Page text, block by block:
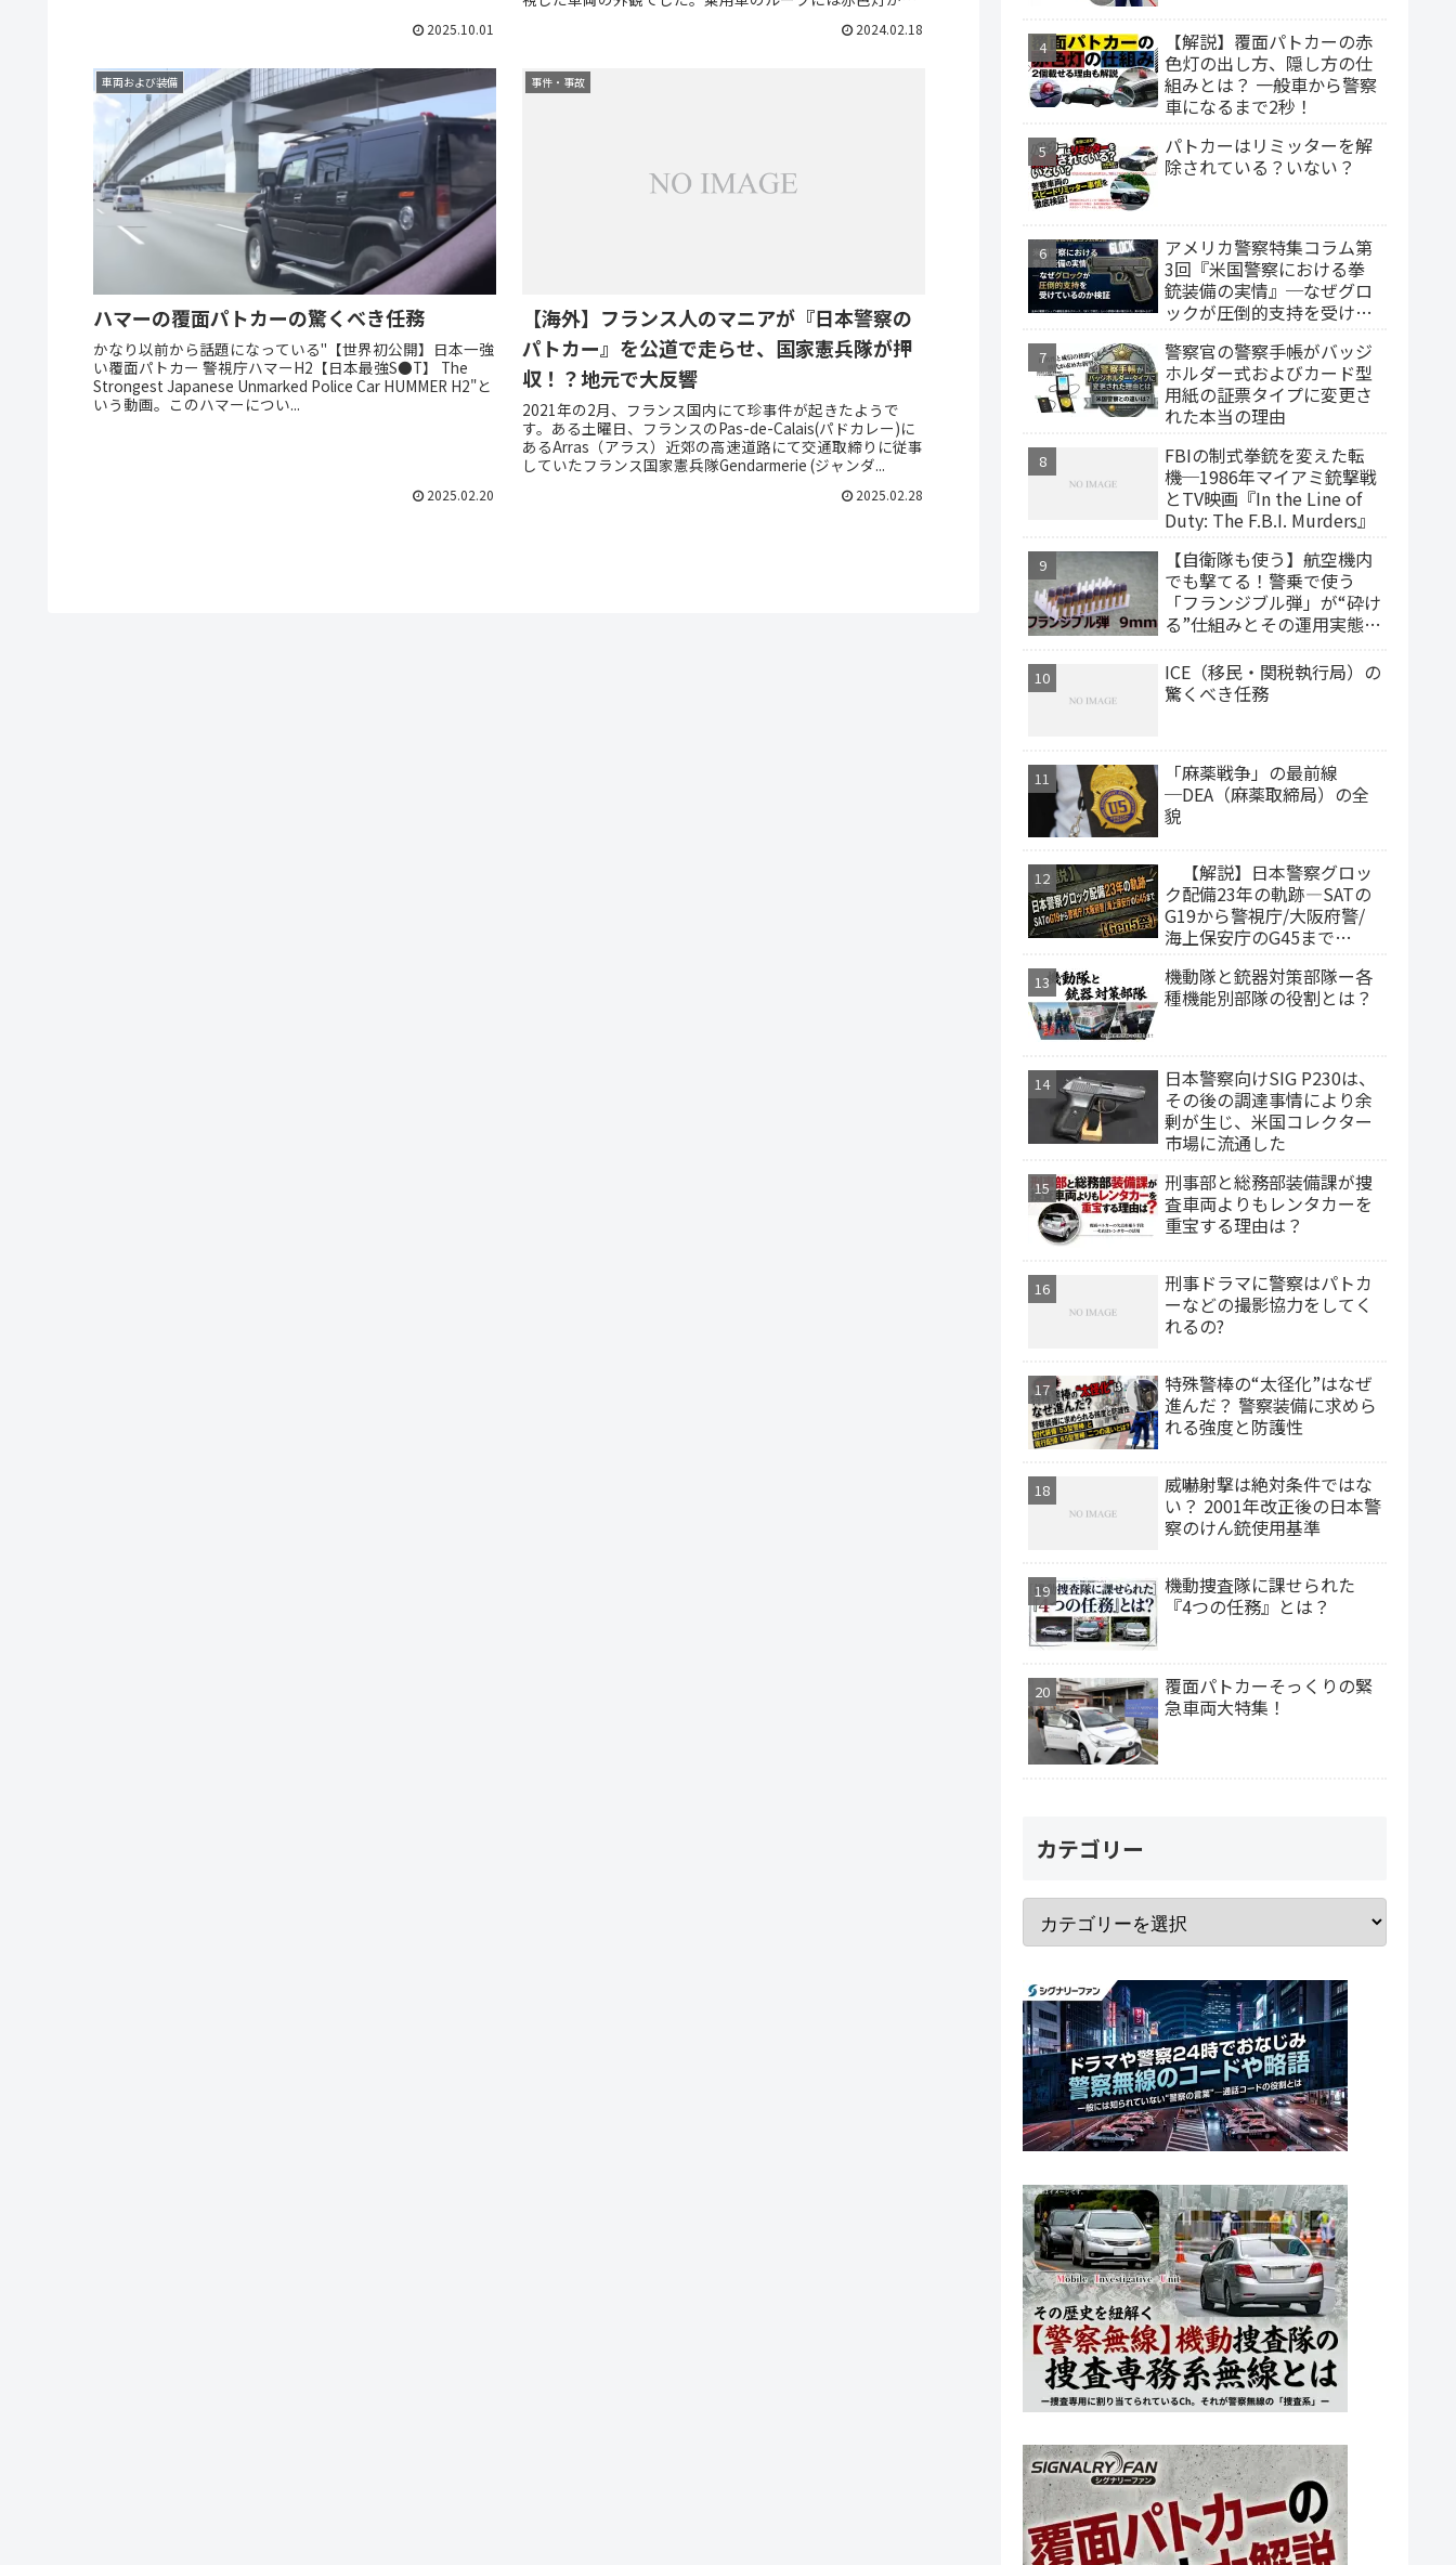
2025.10.01 2024.02.18
車両および装備
ハマーの覆面パトカーの驚くべき任務
かなり以前から話題になっている"【世界初公開】日本一強
い覆面パトカー 警視庁ハマーH2【日本最強S●T】 The
Strongest Japanese Unmarked Police Car HUMMER H2"と
いう動画。このハマーについ...
2025.02.20
事件・事故
【海外】フランス人のマニアが『日本警察の
パトカー』を公道で走らせ、国家憲兵隊が押
収！？地元で大反響
2021年の2月、フランス国内にて珍事件が起きたようで
す。ある土曜日、フランスのPas-de-Calais(パドカレー)に
あるArras（アラス）近郊の高速道路にて交通取締りに従事
していたフランス国家憲兵隊Gendarmerie (ジャンダ...
2025.02.28
【解説】覆面パトカーの赤
色灯の出し方、隠し方の仕
組みとは？ 一般車から警察
車になるまで2秒！
パトカーはリミッターを解
除されている？いない？
アメリカ警察特集コラム第
3回『米国警察における拳
銃装備の実情』─なぜグロ
ックが圧倒的支持を受けて
警察官の警察手帳がバッジ
ホルダー式およびカード型
用紙の証票タイプに変更さ
れた本当の理由
FBIの制式拳銃を変えた転
機─1986年マイアミ銃撃戦
とTV映画『In the Line of
Duty: The F.B.I. Murders』
【自衛隊も使う】航空機内
でも撃てる！警乗で使う
「フランジブル弾」が“砕け
る”仕組みとその運用実態と
ICE（移民・関税執行局）の
驚くべき任務
「麻薬戦争」の最前線
─DEA（麻薬取締局）の全
貌
【解説】日本警察グロッ
ク配備23年の軌跡―SATの
G19から警視庁/大阪府警/
海上保安庁のG45まで
機動隊と銃器対策部隊ー各
種機能別部隊の役割とは？
日本警察向けSIG P230は、
その後の調達事情により余
剰が生じ、米国コレクター
市場に流通した
刑事部と総務部装備課が捜
査車両よりもレンタカーを
重宝する理由は？
刑事ドラマに警察はパトカ
ーなどの撮影協力をしてく
れるの?
特殊警棒の“太径化”はなぜ
進んだ？ 警察装備に求めら
れる強度と防護性
威嚇射撃は絶対条件ではな
い？ 2001年改正後の日本警
察のけん銃使用基準
機動捜査隊に課せられた
『4つの任務』とは？
覆面パトカーそっくりの緊
急車両大特集！
カテゴリー